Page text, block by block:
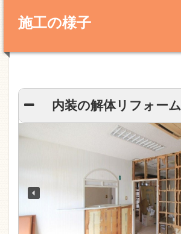
施工の様子
内装の解体リフォーム